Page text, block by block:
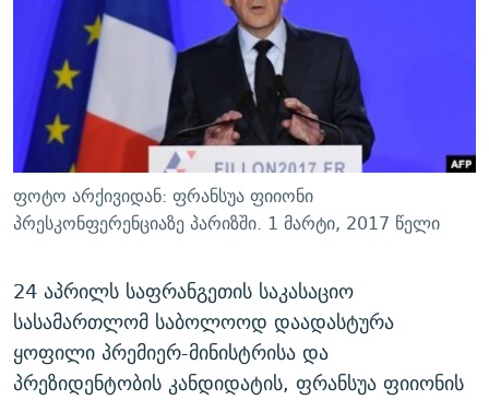
ᲛᲝᲚᲐᲞᲐᲠᲐᲙᲔ ᲢᲔᲥᲡᲢᲔᲑᲘ
ᲨᲘᲜ - ᲣᲪᲮᲝᲔᲗᲨᲘ
ᲚᲘᲢᲔᲠᲐᲢᲣᲠᲣᲚᲘ ᲬᲐᲮᲜᲐᲒᲔᲑᲘ
ᲐᲛᲔᲠᲘᲙᲣᲚᲘ ᲛᲝᲗᲮᲠᲝᲑᲐ
ᲘᲛᲞᲔᲠᲘᲐ ᲓᲐ ᲠᲐᲓᲘᲝ
ᲩᲔᲛᲘ ᲡᲘᲙᲕᲓᲘᲚᲘᲡ ᲛᲘᲖᲔᲖᲘᲐ COVID-19
11 ᲬᲔᲚᲘ - 11 ᲐᲛᲑᲐᲕᲘ
ᲡᲐᲞᲐᲠᲚᲐᲛᲔᲜᲢᲝ ᲐᲠᲩᲔᲕᲜᲔᲑᲘᲡ ᲘᲡᲢᲝᲠᲘᲐ
ᲑᲐᲕᲨᲕᲔᲑᲘ ᲞᲠᲝᲡᲢᲘᲢᲣᲪᲘᲐᲨᲘ - ᲐᲛᲝᲣᲗᲥᲛᲔᲚᲘ ᲐᲛᲑᲐᲕᲘ
5 ᲐᲛᲑᲐᲕᲘ - 20 ᲘᲕᲜᲘᲡᲡ ᲓᲐᲨᲐᲕᲔᲑᲣᲚᲔᲑᲘ
ᲐᲒᲕᲘᲡᲢᲝᲡ ᲝᲛᲘ
ᲒᲐᲛᲝᲘᲬᲔᲠᲔ
რთე/რთ-ის ყველა საიტი
ფოტო არქივიდან: ფრანსუა ფიიონი
პრესკონფერენციაზე პარიზში. 1 მარტი, 2017 წელი
24 აპრილს საფრანგეთის საკასაციო
სასამართლომ საბოლოოდ დაადასტურა
ყოფილი პრემიერ-მინისტრისა და
პრეზიდენტობის კანდიდატის, ფრანსუა ფიიონის